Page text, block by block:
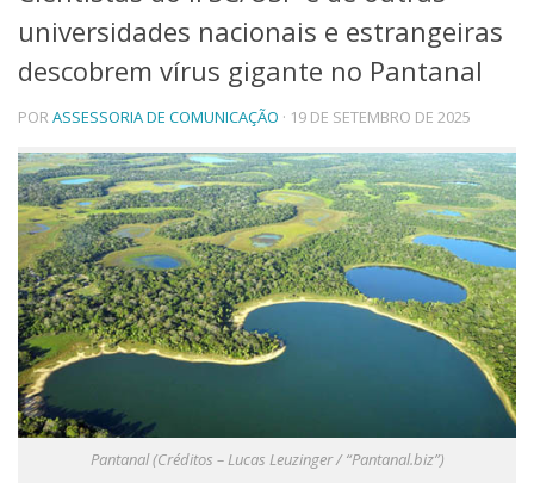
Telefones e Mapas
Pessoas
Ensino
Graduação
Educação a distância
Cursos de Extensão
Pesquisa e Inovação
Linhas de Pesquisa
Centros, Núcleos e Projetos em Rede
Pós-doutorado
Iniciação Científica
Transferência de Tecnologia
Extensão à Comunidade
Projetos, Programas e Cursos
universidades nacionais e estrangeiras
descobrem vírus gigante no Pantanal
PORASSESSORIA DE COMUNICAÇÃO · 19 DE SETEMBRO DE 2025
Pantanal (Créditos – Lucas Leuzinger / “Pantanal.biz”)